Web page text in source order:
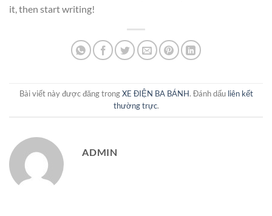
it, then start writing!
Bài viết này được đăng trongXE ĐIỆN BA BÁNH. Đánh dấu liên kết
thường trực.
ADMIN